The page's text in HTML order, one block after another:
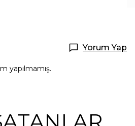
Yorum Yap
yapılmamış.